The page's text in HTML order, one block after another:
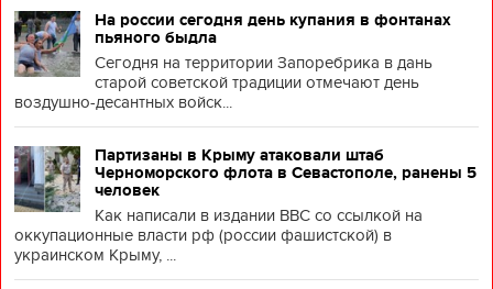
На россии сегодня день купания в фонтанах
пьяного быдла
Сегодня на территории Запоребрика в дань
старой советской традиции отмечают день
воздушно-десантных войск...
Партизаны в Крыму атаковали штаб
Черноморского флота в Севастополе, ранены 5
человек
Как написали в издании BBC со ссылкой на
оккупационные власти рф (россии фашистской) в
украинском Крыму, ...